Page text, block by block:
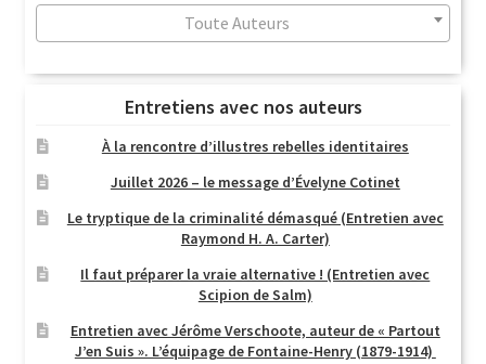
Toute Auteurs
Entretiens avec nos auteurs
À la rencontre d’illustres rebelles identitaires
Juillet 2026 – le message d’Évelyne Cotinet
Le tryptique de la criminalité démasqué (Entretien avec
Raymond H. A. Carter)
Il faut préparer la vraie alternative ! (Entretien avec
Scipion de Salm)
Entretien avec Jérôme Verschoote, auteur de « Partout
J’en Suis ». L’équipage de Fontaine-Henry (1879-1914)